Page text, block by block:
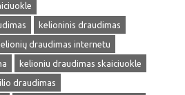
kelioninis draudimas
draudimas internetu
kelioniu draudimas skaiciuokle
draudimas